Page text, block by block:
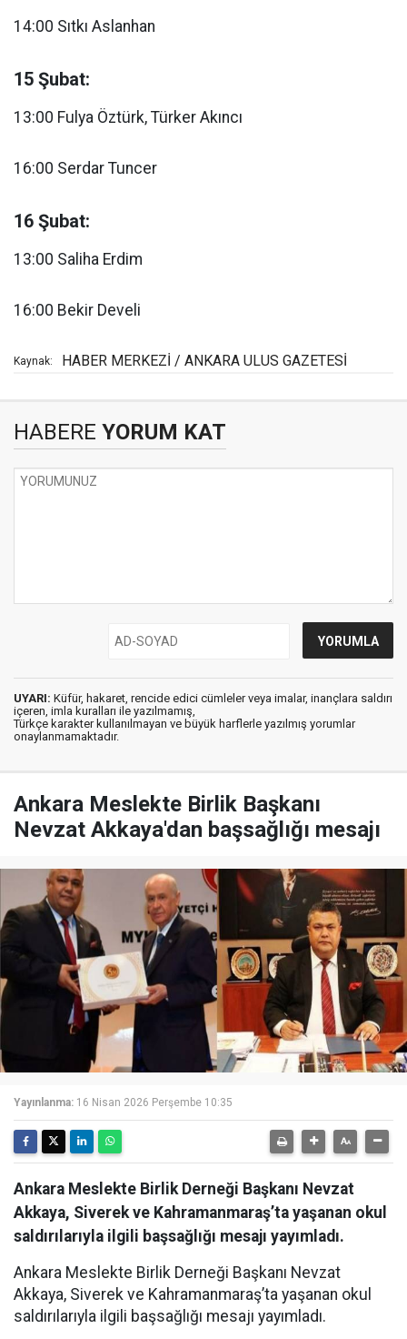
14:00 Sıtkı Aslanhan
15 Şubat:
13:00 Fulya Öztürk, Türker Akıncı
16:00 Serdar Tuncer
16 Şubat:
13:00 Saliha Erdim
16:00 Bekir Develi
Kaynak: HABER MERKEZİ / ANKARA ULUS GAZETESİ
HABERE YORUM KAT
UYARI: Küfür, hakaret, rencide edici cümleler veya imalar, inançlara saldırı
içeren, imla kuralları ile yazılmamış,
Türkçe karakter kullanılmayan ve büyük harflerle yazılmış yorumlar
onaylanmamaktadır.
Ankara Meslekte Birlik Başkanı
Nevzat Akkaya'dan başsağlığı mesajı
Yayınlanma: 16 Nisan 2026 Perşembe 10:35
Ankara Meslekte Birlik Derneği Başkanı Nevzat
Akkaya, Siverek ve Kahramanmaraş’ta yaşanan okul
saldırılarıyla ilgili başsağlığı mesajı yayımladı.
Ankara Meslekte Birlik Derneği Başkanı Nevzat
Akkaya, Siverek ve Kahramanmaraş’ta yaşanan okul
saldırılarıyla ilgili başsağlığı mesajı yayımladı.